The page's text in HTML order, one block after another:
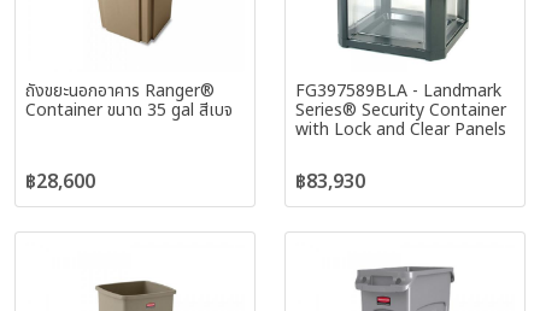
ถังขยะนอกอาคาร Ranger®
Container ขนาด 35 gal สีเบจ
฿28,600
FG397589BLA - Landmark
Series® Security Container
with Lock and Clear Panels
฿83,930